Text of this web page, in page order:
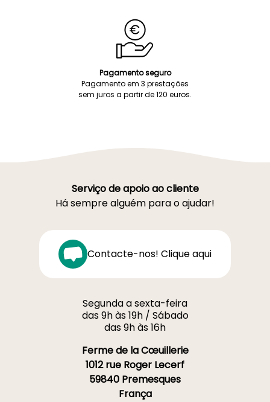
Pagamento seguro
Pagamento em 3 prestações
sem juros a partir de 120 euros.
Serviço de apoio ao cliente
Há sempre alguém para o ajudar!
Contacte-nos! Clique aqui
Segunda a sexta-feira
das 9h às 19h / Sábado
das 9h às 16h
Ferme de la Cœuillerie
1012 rue Roger Lecerf
59840 Premesques
França